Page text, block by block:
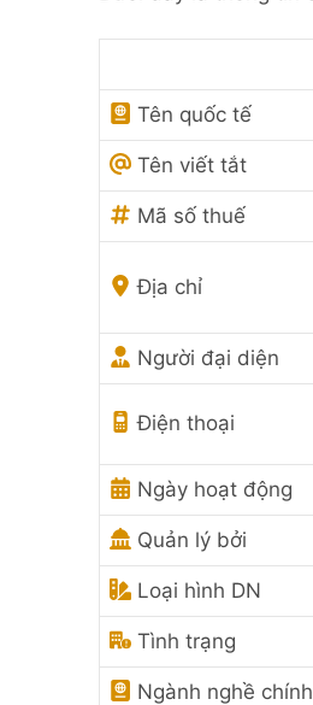
Tên quốc tế
Tên viết tắt
Mã số thuế
Địa chỉ
Người đại diện
Điện thoại
Ngày hoạt động
Quản lý bởi
Loại hình DN
Tình trạng
Ngành nghề chính